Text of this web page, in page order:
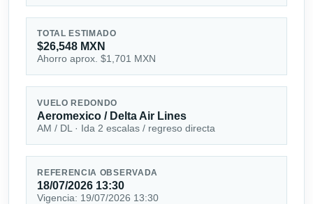
TOTAL ESTIMADO
$26,548 MXN
Ahorro aprox. $1,701 MXN
VUELO REDONDO
Aeromexico / Delta Air Lines
AM / DL · Ida 2 escalas / regreso directa
REFERENCIA OBSERVADA
18/07/2026 13:30
Vigencia: 19/07/2026 13:30